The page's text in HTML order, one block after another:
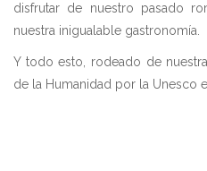
disfrutar de nuestro pasado
nuestra inigualable gastronomía.
Y todo esto, rodeado de
de la Humanidad por la Unesco